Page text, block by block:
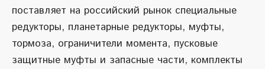
поставляет на российский рынок специальные
редукторы, планетарные редукторы, муфты,
тормоза, ограничители момента, пусковые
защитные муфты и запасные части, комплекты